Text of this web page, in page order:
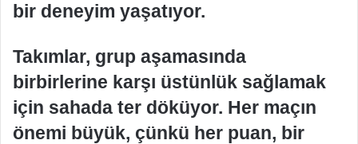
bir deneyim yaşatıyor.
Takımlar, grup aşamasında
birbirlerine karşı üstünlük sağlamak
için sahada ter döküyor. Her maçın
önemi büyük, çünkü her puan, bir